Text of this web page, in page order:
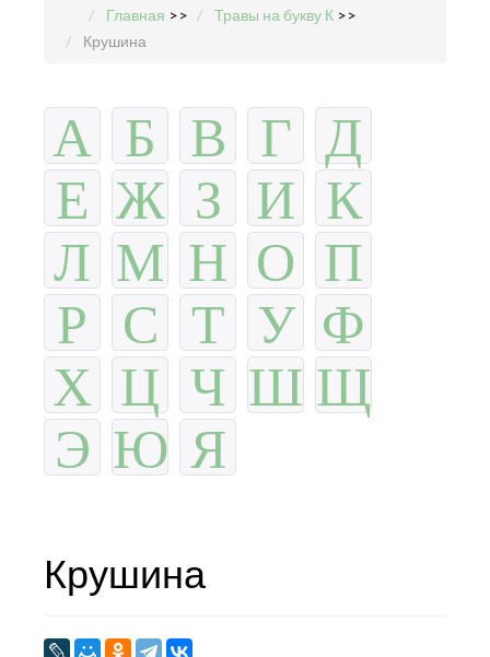
Главная >> Травы на букву К >>
Крушина
А Б В Г Д
Е Ж З И К
Л М Н О П
Р С Т У Ф
Х Ц Ч Ш Щ
Э Ю Я
Крушина